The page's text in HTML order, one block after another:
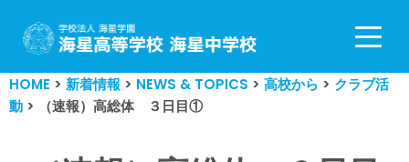
コ
ン
テ
ン
HOME > 新着情報 > NEWS & TOPICS > 高校から > クラブ活
動 > （速報）高総体 ３日目①